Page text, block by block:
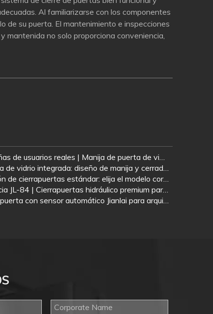
Al familiarizarse con los componentes
de su puerta. El mantenimiento e inspecciones
mantenida no solo proporciona conveniencia,
4 escenarios comerciales y reseñas de usuarios reales | Manija de puerta de vidrio de acero inoxidable tipo H Jianlai con cerradura
Cerradura de palanca para puerta de vidrio integrada: diseño de manija y cerradura todo en uno para puertas de vidrio sin marco | Hardware Jianlai
La guía definitiva para la selección de cierrapuertas estándar: elija el modelo correcto según el peso y la aplicación de la puerta
Resorte de piso de alta resistencia JL-84 | Cierrapuertas hidráulico premium para edificios comerciales
Estética minimalista: sistema de puerta con sensor automático Jianlai para arquitectura comercial de alta gama